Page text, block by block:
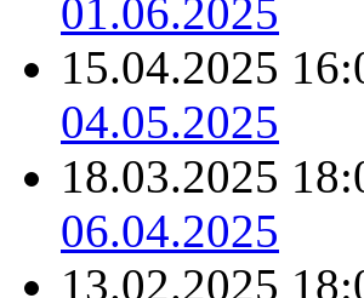
01.06.2025
15.04.2025
04.05.2025
18.03.2025
06.04.2025
13.02.2025